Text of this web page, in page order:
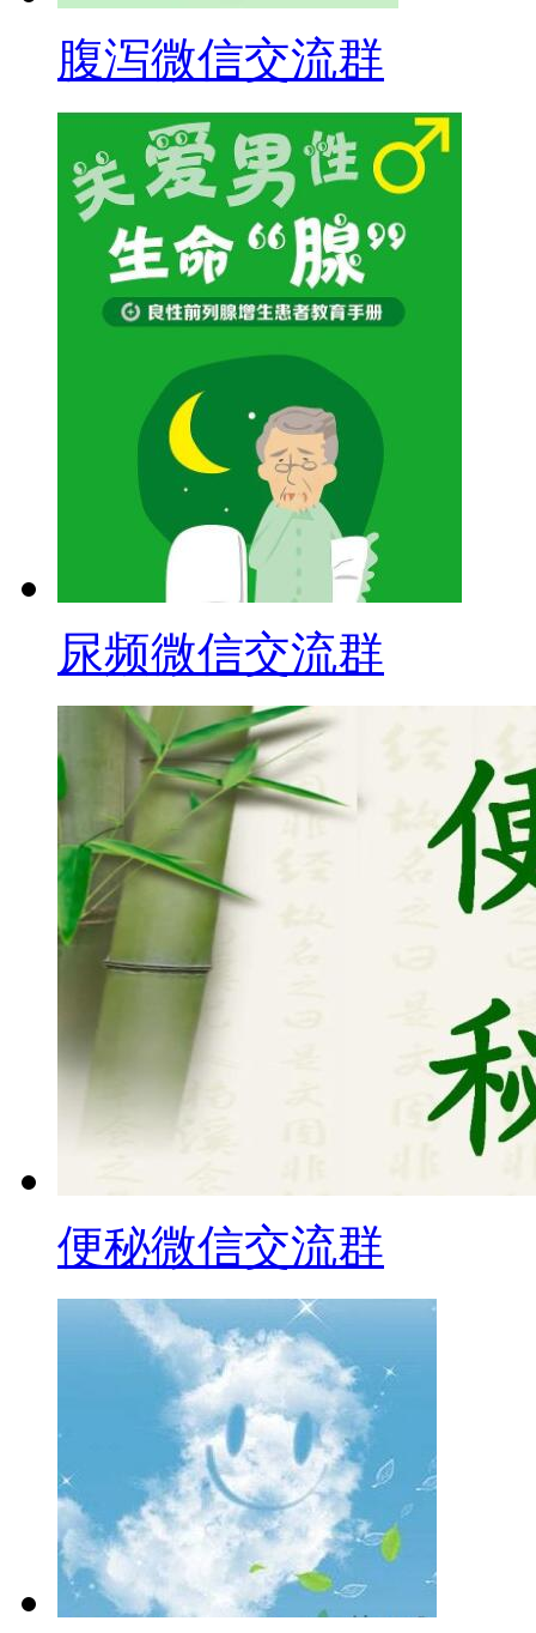
腹泻微信交流群
尿频微信交流群
便秘微信交流群